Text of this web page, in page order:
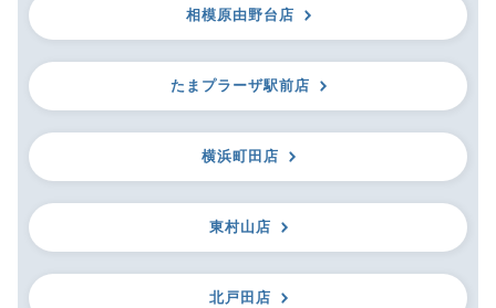
相模原由野台店
たまプラーザ駅前店
横浜町田店
東村山店
北戸田店